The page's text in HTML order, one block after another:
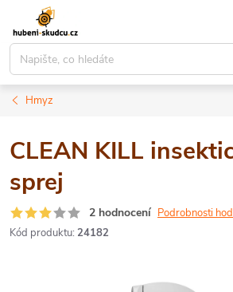
obsah
Hmyz
CLEAN KILL
sprej
2 hodnocení Podrobnosti
Kód produktu: 24182